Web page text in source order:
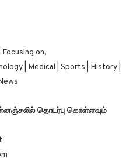
Focusing on,
| Medical | Sports | History |
தொடர்பு கொள்ளவும்